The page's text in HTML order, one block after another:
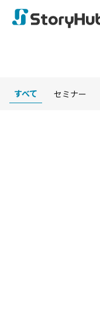
すべて セミナー